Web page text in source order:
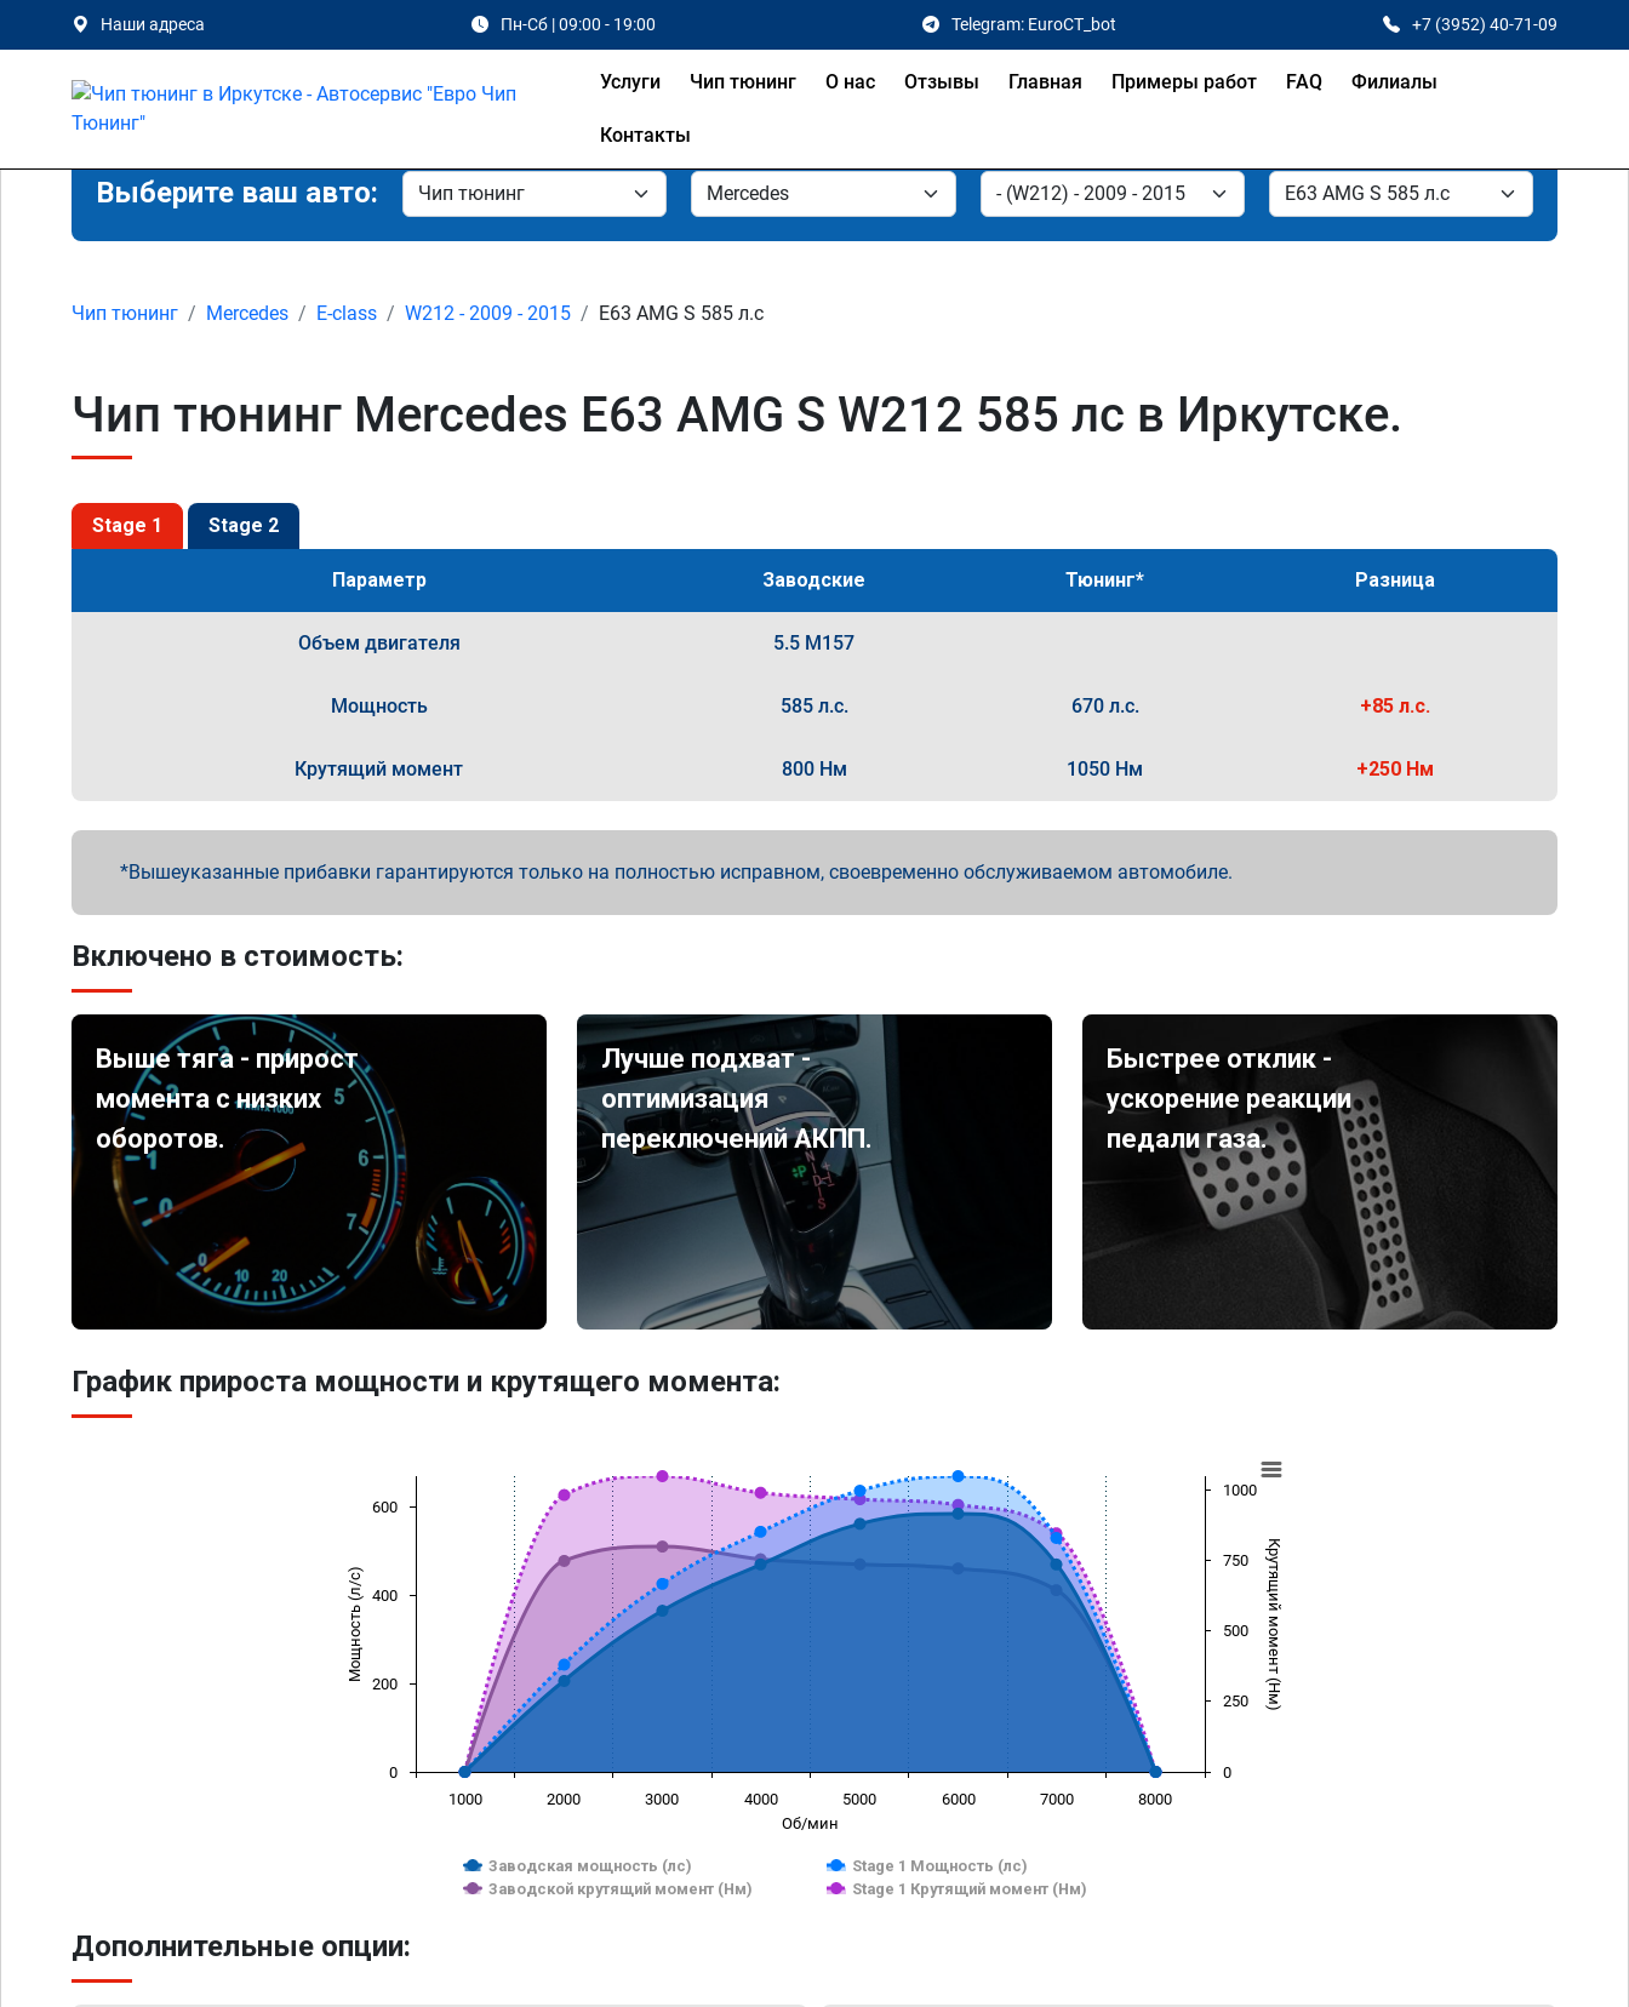
Наши адреса Пн-Сб | 09:00 - 19:00 Telegram: EuroCT_bot +7 (3952) 40-71-09
Услуги Чип тюнинг О нас Отзывы Главная Примеры работ FAQ Филиалы
Контакты
Выберите ваш авто:
Чип тюнинг Mercedes E-class W212 - 2009 - 2015 E63 AMG S 585 л.с
Чип тюнинг Mercedes E63 AMG S W212 585 лс в Иркутске.
Stage 1 Stage 2
Параметр Заводские Тюнинг* Разница
Объем двигателя 5.5 M157
Мощность 585 л.с. 670 л.с. +85 л.с.
Крутящий момент 800 Нм 1050 Нм +250 Нм
Вышеуказанные прибавки гарантируются только на полностью исправном, своевременно обслуживаемом автомобиле.
Включено в стоимость:
Выше тяга - прирост
момента с низких
оборотов.
Лучше подхват -
оптимизация
переключений АКПП.
Быстрее отклик -
ускорение реакции
педали газа.
График прироста мощности и крутящего момента:
Об/мин
Мощность (л/с) Крутящий момент (Нм)
Заводская мощность (лс)
Stage 1 Мощность (лс)
Заводской крутящий момент (Нм)
Stage 1 Крутящий момент (Нм)
1000 2000 3000 4000 5000 6000 7000 8000
0
200
400
600
0
250
500
750
1000
Дополнительные опции: